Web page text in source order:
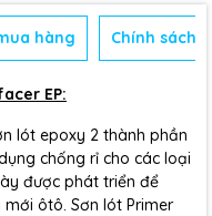
hàng Chính sách
EP:
lót epoxy 2 thành phần
chống rỉ cho các loại
được phát triển để
ôtô. Sơn lót Primer